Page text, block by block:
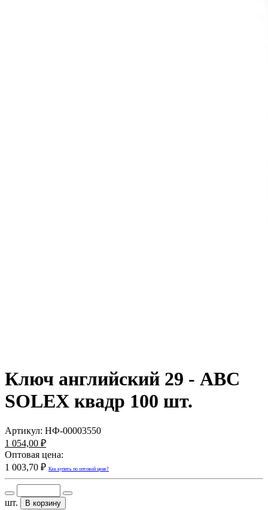
Ключ английский 29 - ABC
SOLEX квадр 100 шт.
Артикул: НФ-00003550
1 054,00 ₽
Оптовая цена:
1 003,70 ₽ Как купить по оптовой цене?
шт. В корзину